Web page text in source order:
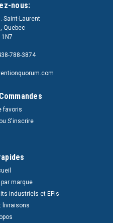
nous:
Saint-Laurent
Quebec
1N7
788-3874
favoris
ou S'inscrire
marque
industriels et EPIs
livraisons